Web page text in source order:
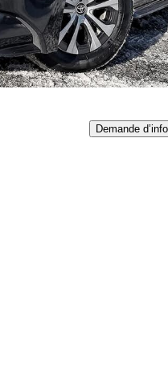
Bonne
Demande d’info